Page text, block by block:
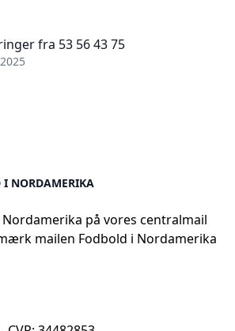
fra 53 56 43 75
I NORDAMERIKA
på vores centralmail
mailen Fodbold i Nordamerika